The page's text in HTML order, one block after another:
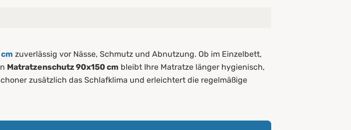
zuverlässig vor Nässe, Schmutz und Abnutzung. Ob im Einzelbett,
Matratzenschutz 90x150 cm bleibt Ihre Matratze länger hygienisch,
zusätzlich das Schlafklima und erleichtert die regelmäßige